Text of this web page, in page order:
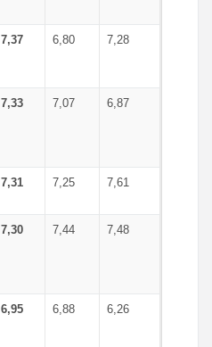
7,37 6,80 7,28
7,33 7,07 6,87
7,31 7,25 7,61
7,30 7,44 7,48
6,95 6,88 6,26